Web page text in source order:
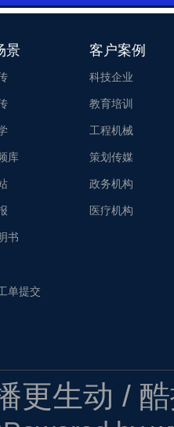
景
库
书
单提交
客户案例
科技企业
教育培训
工程机械
策划传媒
政务机构
医疗机构
更生动 /